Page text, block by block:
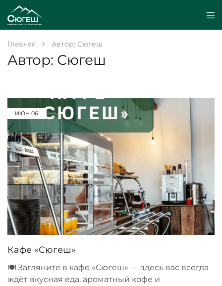
Главная Автор: Сюгеш
Автор: Сюгеш
ИЮН 06
Кафе «Сюгеш»
🍽 Загляните в кафе «Сюгеш» — здесь вас всегда
ждёт вкусная еда, ароматный кофе и